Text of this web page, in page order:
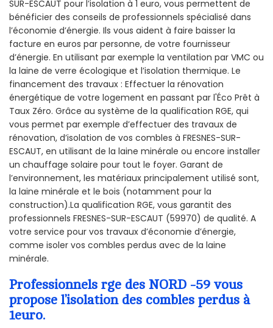
SUR-ESCAUT pour l’isolation à 1 euro, vous permettent de
bénéficier des conseils de professionnels spécialisé dans
l’économie d’énergie. Ils vous aident à faire baisser la
facture en euros par personne, de votre fournisseur
d’énergie. En utilisant par exemple la ventilation par VMC ou
la laine de verre écologique et l’isolation thermique. Le
financement des travaux : Effectuer la rénovation
énergétique de votre logement en passant par l'Éco Prêt à
Taux Zéro. Grâce au système de la qualification RGE, qui
vous permet par exemple d’effectuer des travaux de
rénovation, d’isolation de vos combles à FRESNES-SUR-
ESCAUT, en utilisant de la laine minérale ou encore installer
un chauffage solaire pour tout le foyer. Garant de
l’environnement, les matériaux principalement utilisé sont,
la laine minérale et le bois (notamment pour la
construction).La qualification RGE, vous garantit des
professionnels FRESNES-SUR-ESCAUT (59970) de qualité. A
votre service pour vos travaux d’économie d’énergie,
comme isoler vos combles perdus avec de la laine
minérale.
Professionnels rge des NORD -59 vous
propose l’isolation des combles perdus à
1euro.